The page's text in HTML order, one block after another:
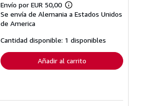
Envío por EUR 50,00
Más
información
tarifas
de
envío
Se envía de Alemania a Estados Unidos
de America
Cantidad disponible: 1 disponibles
Añadir al carrito